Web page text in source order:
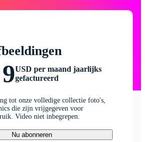
USD per maand jaarlijks
gefactureerd
tot onze volledige collectie foto's,
die zijn vrijgegeven voor
Video niet inbegrepen.
Nu abonneren